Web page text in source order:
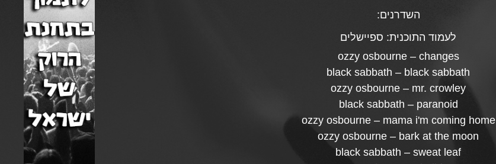
השדרנים:
לעמוד התוכנית: ספיישלים
ozzy osbourne – changes
black sabbath – black sabbath
ozzy osbourne – mr. crowley
black sabbath – paranoid
ozzy osbourne – mama i'm coming home
ozzy osbourne – bark at the moon
black sabbath – sweat leaf